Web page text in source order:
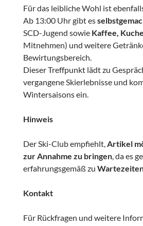
Für das leibliche Wohl ist
Ab 13:00 Uhr gibt es
SCD-Jugend sowie Kaffee,
Mitnehmen) und weitere
Bewirtungsbereich.
Dieser Treffpunkt lädt zu
vergangene Skierlebnisse und
Wintersaisons ein.
Hinweis
Der Ski-Club empfiehlt, Artikel
zur Annahme zu bringen, da es
erfahrungsgemäß zu
Kontakt
Für Rückfragen und weitere